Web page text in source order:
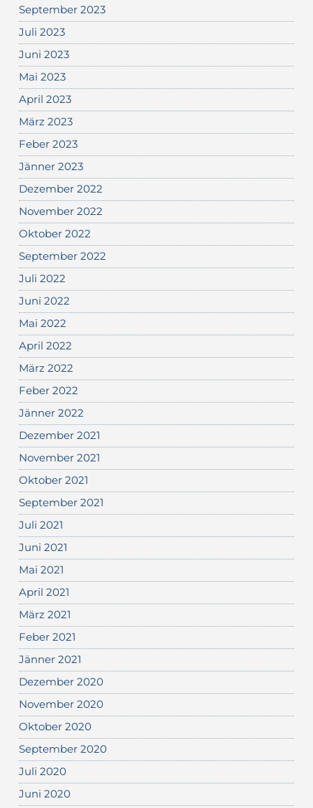
September 2023
Juli 2023
Juni 2023
Mai 2023
April 2023
März 2023
Feber 2023
Jänner 2023
Dezember 2022
November 2022
Oktober 2022
September 2022
Juli 2022
Juni 2022
Mai 2022
April 2022
März 2022
Feber 2022
Jänner 2022
Dezember 2021
November 2021
Oktober 2021
September 2021
Juli 2021
Juni 2021
Mai 2021
April 2021
März 2021
Feber 2021
Jänner 2021
Dezember 2020
November 2020
Oktober 2020
September 2020
Juli 2020
Juni 2020